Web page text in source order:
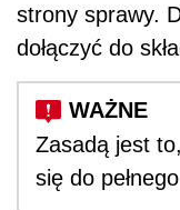
strony sprawy.
dołączyć do
Zasadą jest
się do